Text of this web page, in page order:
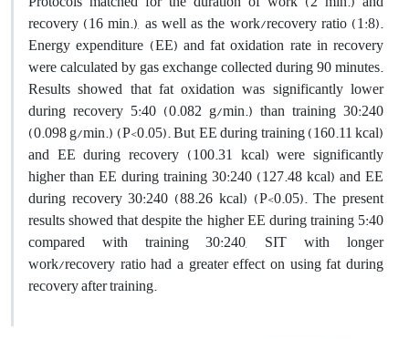
recovery (16 min.), as well as the work/recovery ratio (1:8).
Energy expenditure (EE) and fat oxidation rate in recovery
were calculated by gas exchange collected during 90 minutes.
Results showed that fat oxidation was significantly lower
during recovery 5:40 (0.082 g/min.) than training 30:240
(0.098 g/min.) (P<0.05). But, EE during training (160.11 kcal)
and EE during recovery (100.31 kcal) were significantly
higher than EE during training 30:240 (127.48 kcal) and EE
during recovery 30:240 (88.26 kcal) (P<0.05). The present
results showed that despite the higher EE during training 5:40
compared with training 30:240, SIT with longer
work/recovery ratio had a greater effect on using fat during
recovery after training.